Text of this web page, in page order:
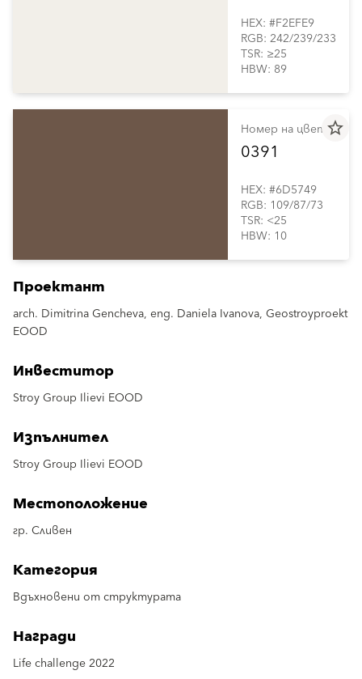
HEX: #F2EFE9
RGB: 242/239/233
TSR: ≥25
HBW: 89
star_border
Номер на цвета
0391
HEX: #6D5749
RGB: 109/87/73
TSR: <25
HBW: 10
Проектант
arch. Dimitrina Gencheva, eng. Daniela Ivanova, Geostroyproekt
EOOD
Инвеститор
Stroy Group Ilievi EOOD
Изпълнител
Stroy Group Ilievi EOOD
Местоположение
гр. Сливен
Категория
Вдъхновени от структурата
Награди
Life challenge 2022